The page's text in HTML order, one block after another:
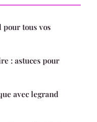
pour tous vos
: astuces pour
avec legrand